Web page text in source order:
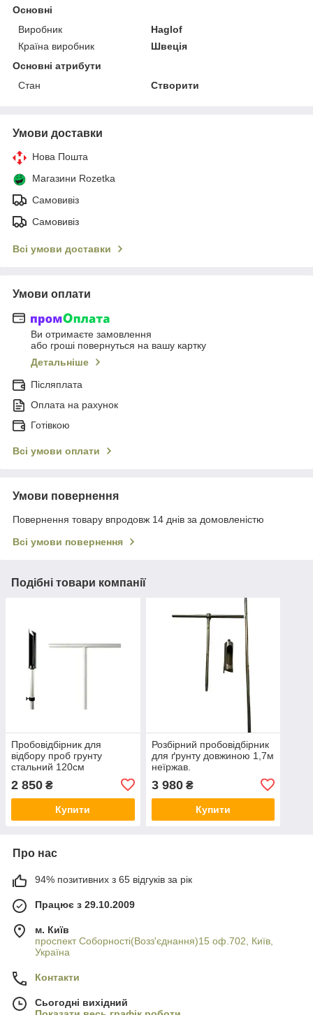
Основні
Виробник
Haglof
Країна виробник
Швеція
Основні атрибути
Стан
Створити
Умови доставки
Нова Пошта
Магазини Rozetka
Самовивіз
Самовивіз
Всі умови доставки
Умови оплати
Ви отримаєте замовлення
або гроші повернуться на вашу картку
Детальніше
Післяплата
Оплата на рахунок
Готівкою
Всі умови оплати
Умови повернення
Повернення товару впродовж 14 днів за домовленістю
Всі умови повернення
Подібні товари компанії
Пробовідбірник для
відбору проб грунту
стальний 120см
2 850 ₴
Купити
Розбірний пробовідбірник
для ґрунту довжиною 1,7м
неїржав.
3 980₴
Купити
Про нас
94% позитивних з 65 відгуків за рік
Працює з 29.10.2009
м. Київ
проспект Соборності(Возз'єднання)15 оф.702, Київ,
Україна
Контакти
Сьогодні вихідний